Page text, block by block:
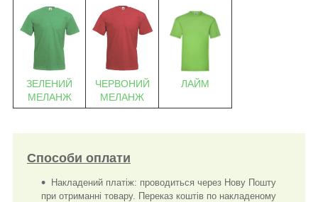
ЗЕЛЕНИЙ
МЕЛАНЖ
ЧЕРВОНИЙ
МЕЛАНЖ
ЛАЙМ
Способи оплати
Накладений платіж: проводиться через Нову Пошту
при отриманні товару. Переказ коштів по накладеному